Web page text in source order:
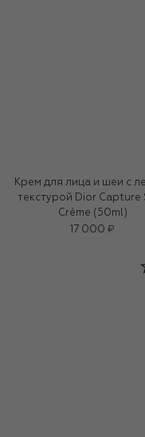
Крем для лица и шеи с
текстурой Dior Capture
Crème (50ml)
17 000 ₽